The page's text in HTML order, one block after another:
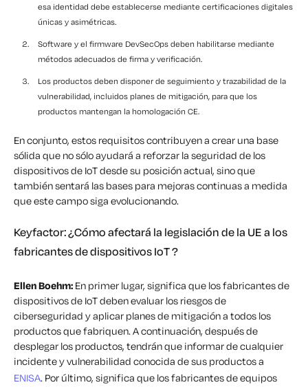
esa identidad debe establecerse mediante certificaciones digitales
únicas y asimétricas.
Software y el firmware DevSecOps deben habilitarse mediante
métodos adecuados de firma y verificación.
Los productos deben disponer de seguimiento y trazabilidad de la
vulnerabilidad, incluidos planes de mitigación, para que los
productos mantengan la homologación CE.
En conjunto, estos requisitos contribuyen a crear una base
sólida que no sólo ayudará a reforzar la seguridad de los
dispositivos de IoT desde su posición actual, sino que
también sentará las bases para mejoras continuas a medida
que este campo siga evolucionando.
Keyfactor: ¿Cómo afectará la legislación de la UE a los
fabricantes de dispositivos IoT ?
Ellen Boehm: En primer lugar, significa que los fabricantes de
dispositivos de IoT deben evaluar los riesgos de
ciberseguridad y aplicar planes de mitigación a todos los
productos que fabriquen. A continuación, después de
desplegar los productos, tendrán que informar de cualquier
incidente y vulnerabilidad conocida de sus productos a
ENISA. Por último, significa que los fabricantes de equipos